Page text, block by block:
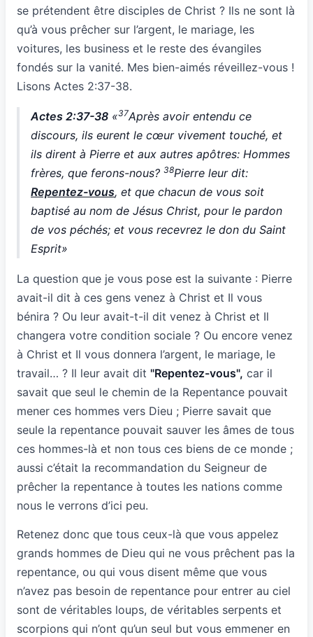
se prétendent être disciples de Christ ? Ils ne sont là
qu’à vous prêcher sur l’argent, le mariage, les
voitures, les business et le reste des évangiles
fondés sur la vanité. Mes bien-aimés réveillez-vous !
Lisons Actes 2:37-38.
Actes 2:37-38 «37Après avoir entendu ce
discours, ils eurent le cœur vivement touché, et
ils dirent à Pierre et aux autres apôtres: Hommes
frères, que ferons-nous? 38Pierre leur dit:
Repentez-vous, et que chacun de vous soit
baptisé au nom de Jésus Christ, pour le pardon
de vos péchés; et vous recevrez le don du Saint
Esprit»
La question que je vous pose est la suivante : Pierre
avait-il dit à ces gens venez à Christ et Il vous
bénira ? Ou leur avait-t-il dit venez à Christ et Il
changera votre condition sociale ? Ou encore venez
à Christ et Il vous donnera l’argent, le mariage, le
travail… ? Il leur avait dit "Repentez-vous", car il
savait que seul le chemin de la Repentance pouvait
mener ces hommes vers Dieu ; Pierre savait que
seule la repentance pouvait sauver les âmes de tous
ces hommes-là et non tous ces biens de ce monde ;
aussi c’était la recommandation du Seigneur de
prêcher la repentance à toutes les nations comme
nous le verrons d’ici peu.
Retenez donc que tous ceux-là que vous appelez
grands hommes de Dieu qui ne vous prêchent pas la
repentance, ou qui vous disent même que vous
n’avez pas besoin de repentance pour entrer au ciel
sont de véritables loups, de véritables serpents et
scorpions qui n’ont qu’un seul but vous emmener en